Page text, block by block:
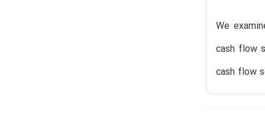
We
cash flow
cash flow